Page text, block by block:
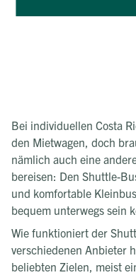
Bei individuellen Costa
den Mietwagen, doch
nämlich auch eine
bereisen: Den Shuttle-
und komfortable
bequem unterwegs sein
Wie funktioniert der
verschiedenen Anbieter
beliebten Zielen, meist